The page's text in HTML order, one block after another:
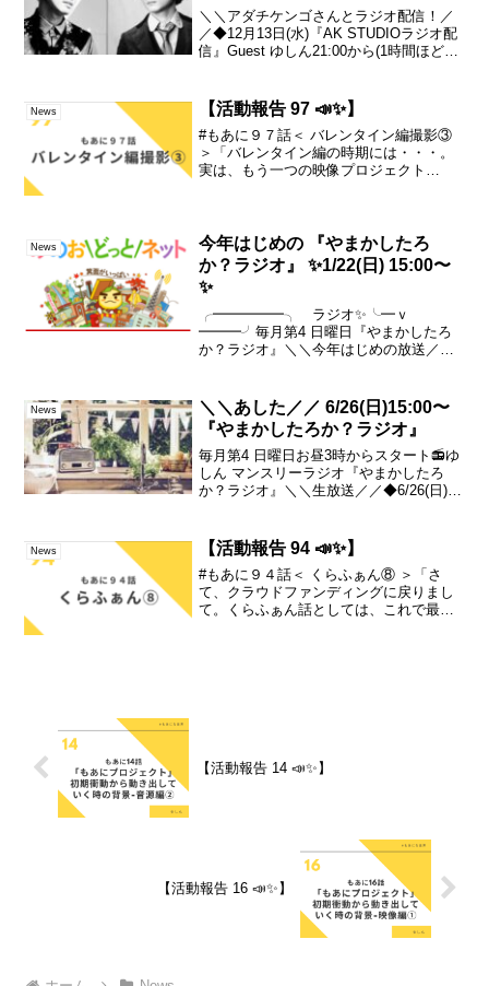
＼＼アダチケンゴさんとラジオ配信！／
／◆12月13日(水)『AK STUDIOラジオ配
信』Guest ゆしん21:00から(1時間ほどを
信のため、声だけの配信となりま...
News 【活動報告 97 📣✨】
#もあに９７話＜ バレンタイン編撮影③
＞「バレンタイン編の時期には・・・。
実は、もう一つの映像プロジェクト
中・・なぜに新しい事...
News
今年はじめの 『やまかしたろ
か？ラジオ』 ✨1/22(日) 15:00〜
✨
╭━━━━━╮ ラジオ✨╰━ｖ
━━━╯毎月第4 日曜日『やまかしたろ
か？ラジオ』＼＼今年はじめの放送／／
だくことが出来ます🎧時間がきたら▼再
放送は① 1...
News
＼＼あした／／ 6/26(日)15:00〜
『やまかしたろか？ラジオ』
毎月第4 日曜日お昼3時からスタート📻ゆ
しん マンスリーラジオ『やまかしたろ
か？ラジオ』＼＼生放送／／◆6/26(日)
23:00②翌日 昼☀...
News 【活動報告 94 📣✨】
#もあに９４話＜ くらふぁん⑧ ＞「さ
て、クラウドファンディングに戻りまし
て。くらふぁん話としては、これで最後
【活動報告 14 📣✨】
【活動報告 16 📣✨】